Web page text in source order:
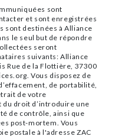
sont
et sont enregistrées
sont destinées à Alliance
le seul but de répondre
seront
suivants: Alliance
Rue de la Flottière, 37300
Vous disposez de
de portabilité,
de votre
droit d’introduire une
de contrôle, ainsi que
post-mortem. Vous
postale à l'adresse ZAC